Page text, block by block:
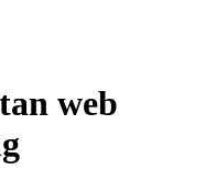
web